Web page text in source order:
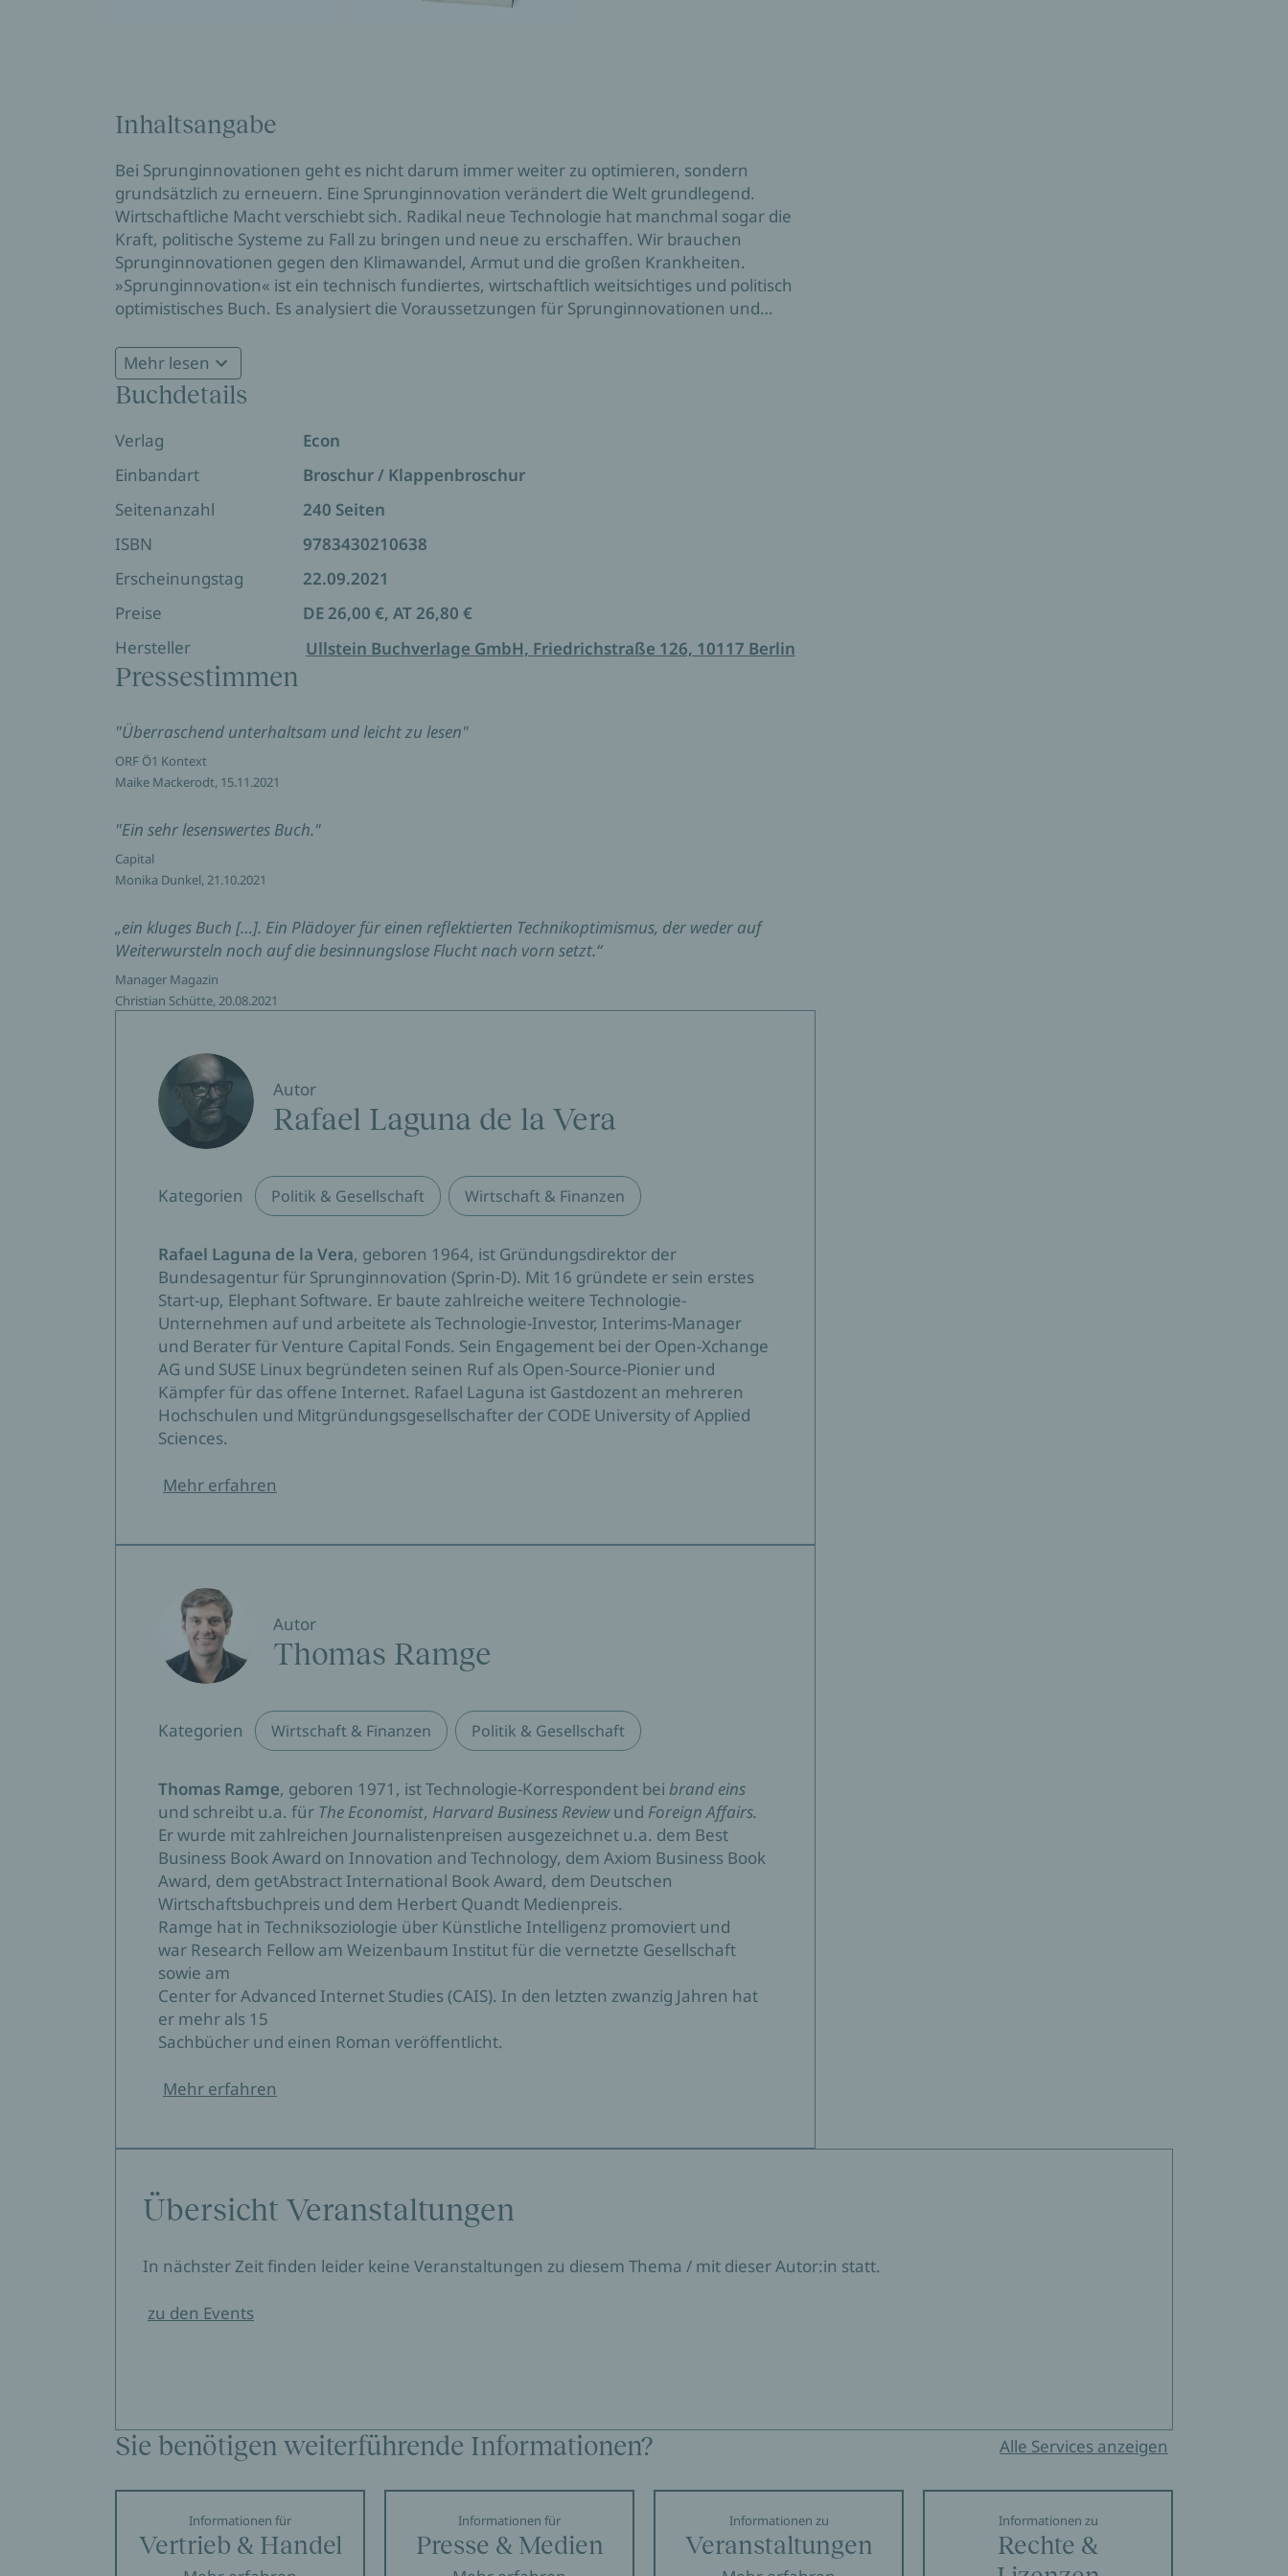
Inhaltsangabe
Bei Sprunginnovationen geht es nicht darum immer weiter zu optimieren, sondern
grundsätzlich zu erneuern. Eine Sprunginnovation verändert die Welt grundlegend.
Wirtschaftliche Macht verschiebt sich. Radikal neue Technologie hat manchmal sogar die
Kraft, politische Systeme zu Fall zu bringen und neue zu erschaffen. Wir brauchen
Sprunginnovationen gegen den Klimawandel, Armut und die großen Krankheiten.
»Sprunginnovation« ist ein technisch fundiertes, wirtschaftlich weitsichtiges und politisch
optimistisches Buch. Es analysiert die Voraussetzungen für Sprunginnovationen und
Mehr lesen
Buchdetails
Verlag
Econ
Einbandart
Broschur / Klappenbroschur
Seitenanzahl
240 Seiten
ISBN
9783430210638
Erscheinungstag
22.09.2021
Preise
DE 26,00 €, AT 26,80 €
Hersteller
Ullstein Buchverlage GmbH, Friedrichstraße 126, 10117 Berlin
Pressestimmen
"Überraschend unterhaltsam und leicht zu lesen"
ORF Ö1 Kontext
Maike Mackerodt, 15.11.2021
"Ein sehr lesenswertes Buch."
Capital
Monika Dunkel, 21.10.2021
„ein kluges Buch […]. Ein Plädoyer für einen reflektierten Technikoptimismus, der weder auf
Weiterwursteln noch auf die besinnungslose Flucht nach vorn setzt.“
Manager Magazin
Christian Schütte, 20.08.2021
Autor
Rafael Laguna de la Vera
Kategorien Politik & Gesellschaft Wirtschaft & Finanzen
Rafael Laguna de la Vera, geboren 1964, ist Gründungsdirektor der
Bundesagentur für Sprunginnovation (Sprin-D). Mit 16 gründete er sein erstes
Start-up, Elephant Software. Er baute zahlreiche weitere Technologie-
Unternehmen auf und arbeitete als Technologie-Investor, Interims-Manager
und Berater für Venture Capital Fonds. Sein Engagement bei der Open-Xchange
AG und SUSE Linux begründeten seinen Ruf als Open-Source-Pionier und
Kämpfer für das offene Internet. Rafael Laguna ist Gastdozent an mehreren
Hochschulen und Mitgründungsgesellschafter der CODE University of Applied
Sciences.
Mehr erfahren
Autor
Thomas Ramge
Kategorien Wirtschaft & Finanzen Politik & Gesellschaft
Thomas Ramge, geboren 1971, ist Technologie-Korrespondent bei brand eins
und schreibt u.a. für The Economist, Harvard Business Reviewund Foreign Affairs.
Er wurde mit zahlreichen Journalistenpreisen ausgezeichnet u.a. dem Best
Business Book Award on Innovation and Technology, dem Axiom Business Book
Award, dem getAbstract International Book Award, dem Deutschen
Wirtschaftsbuchpreis und dem Herbert Quandt Medienpreis.
Ramge hat in Techniksoziologie über Künstliche Intelligenz promoviert und
war Research Fellow am Weizenbaum Institut für die vernetzte Gesellschaft
sowie am
Center for Advanced Internet Studies (CAIS). In den letzten zwanzig Jahren hat
er mehr als 15
Sachbücher und einen Roman veröffentlicht.
Mehr erfahren
Übersicht Veranstaltungen
In nächster Zeit finden leider keine Veranstaltungen zu diesem Thema / mit dieser Autor:in statt.
zu den Events
Sie benötigen weiterführende Informationen? Alle Services anzeigen
Informationen für
Vertrieb & Handel
Informationen für
Presse & Medien
Informationen zu
Veranstaltungen
Informationen zu
Rechte &